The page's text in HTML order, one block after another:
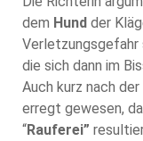
dem Hund der
Verletzungsgefahr
die sich dann im
Auch kurz nach der
erregt gewesen,
“Rauferei”